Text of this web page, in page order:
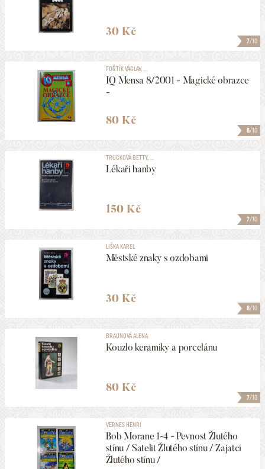
7/10
30 Kč
8/10
FOŘTÍK VÁCLAV, ...
IQ Mensa 8/2001 - Magické obrazce
-
80 Kč
7/10
TRUCKOVÁ BETTY, ...
Lékaři hanby
150 Kč
8/10
LIŠKA KAREL
Městské znaky s ozdobami
30 Kč
7/10
BRAUNOVÁ ALENA
Kouzlo keramiky a porcelánu
80 Kč
VERNES HENRI
Bob Morane 1-4 - Pevnost Žlutého
stínu / Satelit Žlutého stínu / Zajatci
Žlutého stínu /